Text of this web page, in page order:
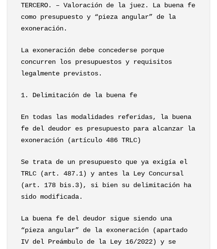
TERCERO. – Valoración de la juez. La buena fe
como presupuesto y “pieza angular” de la
exoneración.
La exoneración debe concederse porque
concurren los presupuestos y requisitos
legalmente previstos.
1. Delimitación de la buena fe
En todas las modalidades referidas, la buena
fe del deudor es presupuesto para alcanzar la
exoneración (artículo 486 TRLC)
Se trata de un presupuesto que ya exigía el
TRLC (art. 487.1) y antes la Ley Concursal
(art. 178 bis.3), si bien su delimitación ha
sido modificada.
La buena fe del deudor sigue siendo una
“pieza angular” de la exoneración (apartado
IV del Preámbulo de la Ley 16/2022) y se